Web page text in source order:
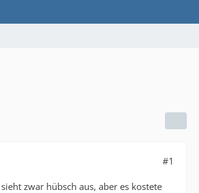
#1
zwar hübsch aus, aber es kostete